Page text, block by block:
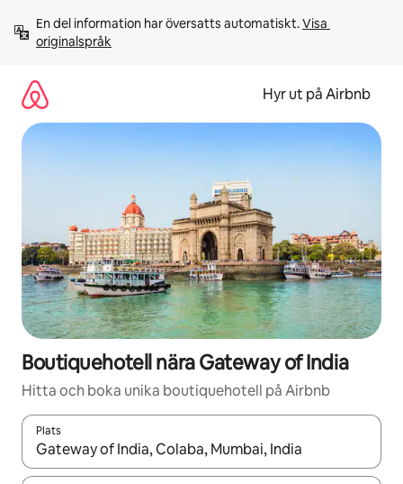
innehåll
En del information har översatts automatiskt. Visa
originalspråk
Hyr ut på Airbnb
Boutiquehotell nära Gateway of India
Hitta och boka unika boutiquehotell på Airbnb
Plats
När resultaten är tillgängliga kan du navigera med upp- och